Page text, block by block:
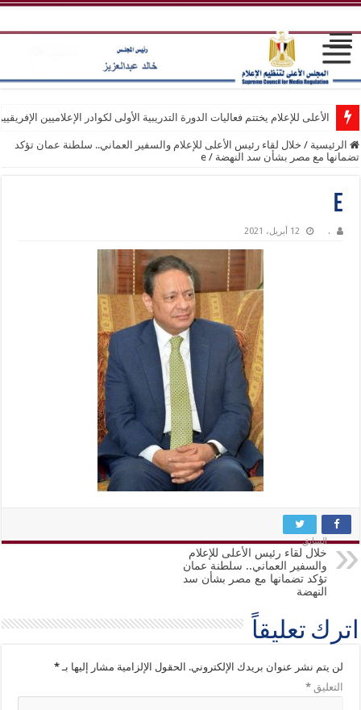
الأعلى للإعلام يختتم فعاليات الدورة التدريبية الأولى لكوادر الإعلاميين
الرئيسية / خلال لقاء رئيس الأعلى للإعلام والسفير العماني.. سلطنة عمان تؤكد
تضمانها مع مصر بشأن سد النهضة /
e
e
. 12 أبريل، 2021
السابق
خلال لقاء رئيس الأعلى للإعلام
والسفير العماني.. سلطنة عمان
تؤكد تضمانها مع مصر بشأن سد
النهضة
اترك تعليقاً
لن يتم نشر عنوان بريدك الإلكتروني. الحقول الإلزامية مشار إليها بـ*
التعليق*